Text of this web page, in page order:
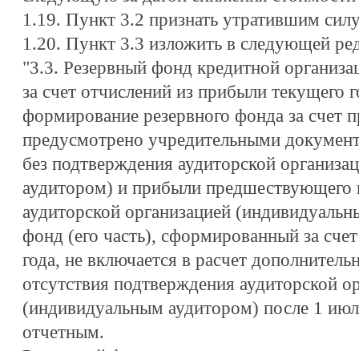
1.19. Пункт 3.2 признать утратившим
1.20. Пункт 3.3 изложить в следующей
"3.3. Резервный фонд кредитной
за счет отчислений из прибыли текущего
формирование резервного фонда за счет
предусмотрено учредительными
без подтверждения аудиторской
аудитором) и прибыли предшествующего
аудиторской организацией
фонд (его часть), сформированный за
года, не включается в расчет
отсутствия подтверждения аудиторской
(индивидуальным аудитором) после 1
отчетным.